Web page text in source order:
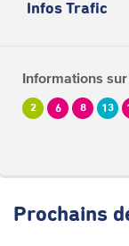
Infos Trafic
Informations
2 6 8 13
Prochains